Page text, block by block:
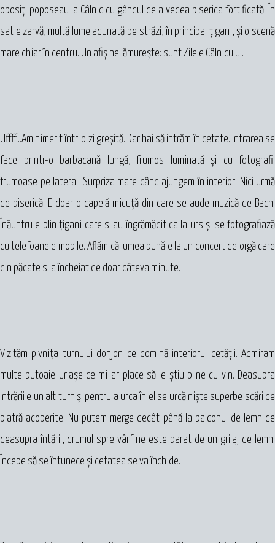
obosiţi poposeau la Câlnic cu gândul de a vedea biserica fortificată. În
sat e zarvă, multă lume adunată pe străzi, în principal ţigani, şi o scenă
mare chiar în centru. Un afiş ne lămureşte: sunt Zilele Câlnicului.
Uffff...Am nimerit într-o zi greşită. Dar hai să intrăm în cetate. Intrarea se
face printr-o barbacană lungă, frumos luminată şi cu fotografii
frumoase pe lateral. Surpriza mare când ajungem în interior. Nici urmă
de biserică! E doar o capelă micuţă din care se aude muzică de Bach.
Înăuntru e plin ţigani care s-au îngrămădit ca la urs şi se fotografiază
cu telefoanele mobile. Aflăm că lumea bună e la un concert de orgă care
din păcate s-a încheiat de doar câteva minute.
Vizităm pivniţa turnului donjon ce domină interiorul cetăţii. Admiram
multe butoaie uriaşe ce mi-ar place să le ştiu pline cu vin. Deasupra
intrării e un alt turn şi pentru a urca în el se urcă nişte superbe scări de
piatră acoperite. Nu putem merge decât până la balconul de lemn de
deasupra întării, drumul spre vârf ne este barat de un grilaj de lemn.
Începe să se întunece şi cetatea se va închide.